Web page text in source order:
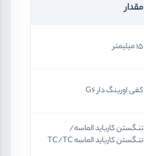
مقدار
15 میلیمتر
کفی اورینگ دار G6
تنگستن کارباید الماسه/
تنگستن کارباید الماسه TC/TC